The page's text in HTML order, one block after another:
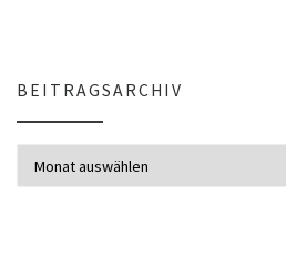
BEITRAGSARCHIV